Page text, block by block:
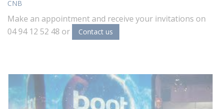
CNB
Make an appointment and receive your invitations on
04 94 12 52 48 or
Contact us